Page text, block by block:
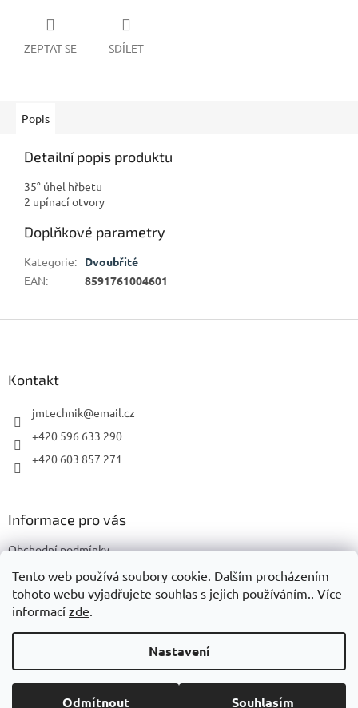
Tento web používá soubory cookie. Dalším procházením
tohoto webu vyjadřujete souhlas s jejich používáním.. Více
informací zde.
Nastavení
Odmítnout Souhlasím
ZEPTAT SE SDÍLET
Popis
Detailní popis produktu
35° úhel hřbetu
2 upínací otvory
Doplňkové parametry
Kategorie:
Dvoubřité
EAN: 8591761004601
Kontakt
jmtechnik@email.cz
+420 596 633 290
+420 603 857 271
Informace pro vás
Obchodní podmínky
Podmínky ochrany osobních údajů
Copyright 2026JMTechnik. Všechna práva vyhrazena.Upravit